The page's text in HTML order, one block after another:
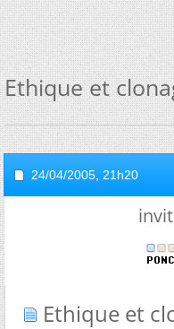
Ethique et
24/04/2005, 21h20
Ethique et